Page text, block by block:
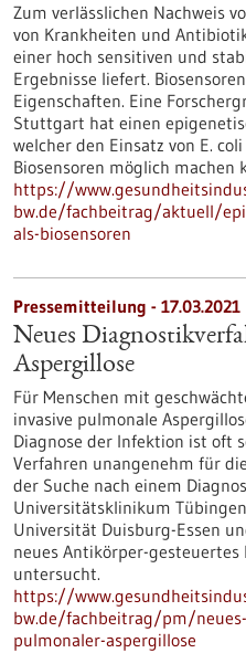
Zum verlässlichen Nachweis
von Krankheiten und
einer hoch sensitiven und
Ergebnisse liefert.
Eigenschaften. Eine
Stuttgart hat einen
welcher den Einsatz von E.
Biosensoren möglich machen
https://
bw.de/fachbeitrag/aktuell/
als-biosensoren
Pressemitteilung - 17.03.2021
Neues
Aspergillose
Für Menschen mit
invasive pulmonale
Diagnose der Infektion ist oft
Verfahren unangenehm für
der Suche nach einem
Universitätsklinikum
Universität Duisburg-Essen
neues Antikörper-
untersucht.
https://
bw.de/fachbeitrag/pm/
pulmonaler-aspergillose